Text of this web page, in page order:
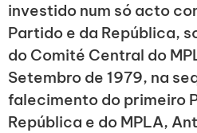
investido num só acto
Partido e da República,
do Comité Central do
Setembro de 1979, na
falecimento do primeiro
República e do MPLA,